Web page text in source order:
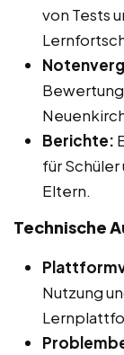
von Tests
Berichte:
für
Eltern.
Technische
Nutzung